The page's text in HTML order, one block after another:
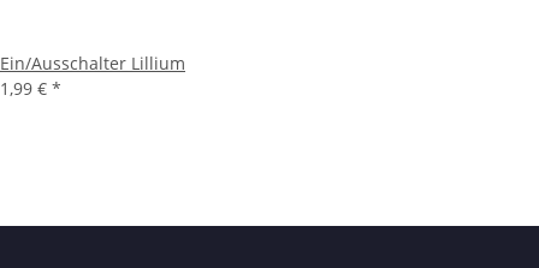
Ein/Ausschalter Lillium
1,99 € *